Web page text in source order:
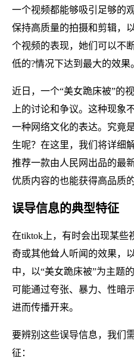
一个视频都能够吸引足够的
保持高质量的拍摄和剪辑，
个视频的表现，她们可以不
低的?情况下达到最大的效果
近日，一个“美女跪床被”的
上的讨论和争议。这种现象
一种网络文化的表达。究竟
生呢？在这里，我们将详细
推荐一款由人民网出品的最
优质内容的也能获得高品质
误导信息的典型特征
在tiktok上，有时会出现某些
奇或其他耸人听闻的效果，
中，以“美女跪床被”为主题
可能通过夸张、暴力、性暗
进而传播开来。
要辨别这些误导信息，我们
征：